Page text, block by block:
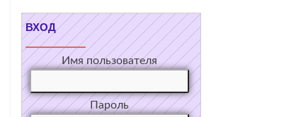
ВХОД
Имя пользователя
Пароль